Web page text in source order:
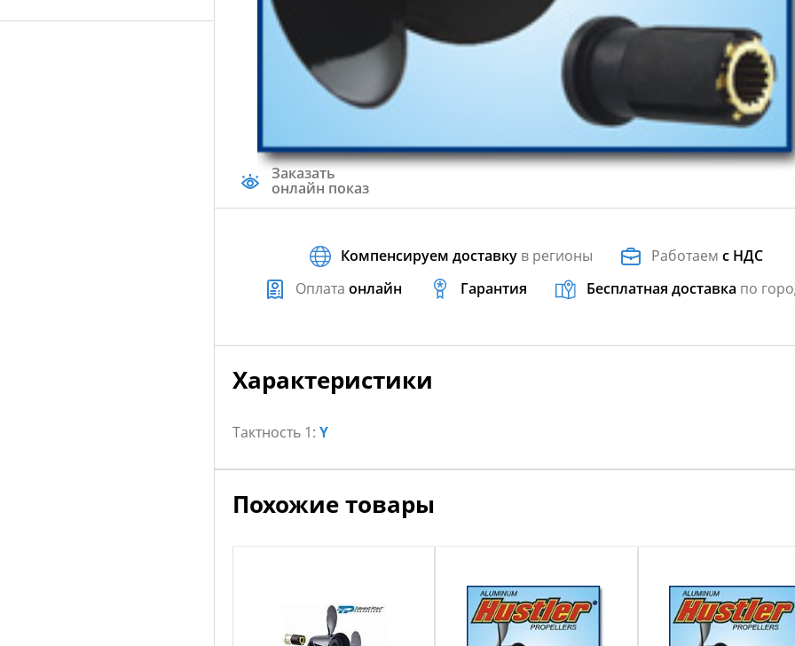
Заказать
онлайн показ
Компенсируем доставку в регионы Работаемс НДС
Оплата онлайн Гарантия Бесплатная доставка по
Характеристики
Тактность 1: Y
Похожие товары